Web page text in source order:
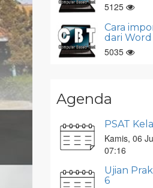
5125
Cara
dari Word
5035
Agenda
PSAT
Kamis, 06
07:16
Ujian
6